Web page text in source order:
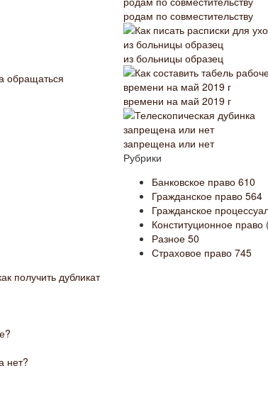
обращаться
получить дубликат
нет?
родам по совместительству
из больницы образец
времени на май 2019 г
запрещена или нет
Рубрики
Банковское право 610
Гражданское право 564
Гражданское
Конституционное право
Разное 50
Страховое право 745